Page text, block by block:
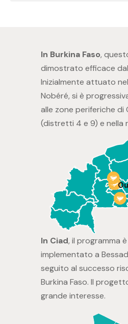
In Burkina Faso,
dimostrato efficace dal
Inizialmente attuato
Nobéré, si è
alle zone periferiche di
(distretti 4 e 9) e nella
In Ciad, il programma
implementato a
seguito al successo
Burkina Faso. Il
grande interesse.